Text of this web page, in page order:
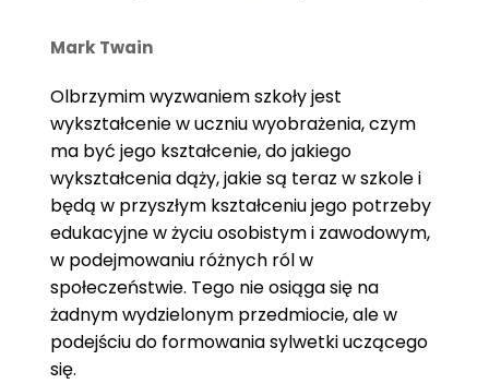
Mark Twain
Olbrzymim wyzwaniem szkoły jest
wykształcenie w uczniu wyobrażenia, czym
ma być jego kształcenie, do jakiego
wykształcenia dąży, jakie są teraz w szkole i
będą w przyszłym kształceniu jego potrzeby
edukacyjne w życiu osobistym i zawodowym,
w podejmowaniu różnych ról w
społeczeństwie. Tego nie osiąga się na
żadnym wydzielonym przedmiocie, ale w
podejściu do formowania sylwetki uczącego
się.